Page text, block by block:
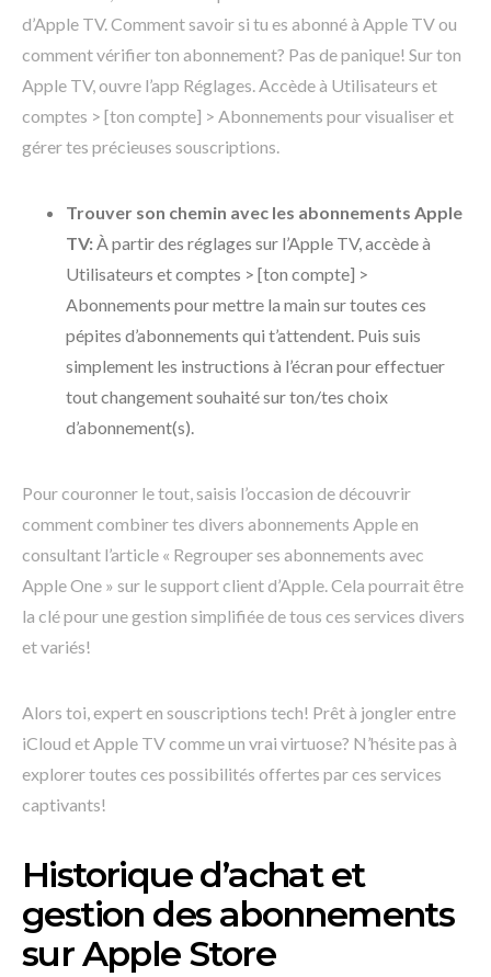
d’Apple TV. Comment savoir si tu es abonné à Apple TV ou
comment vérifier ton abonnement? Pas de panique! Sur ton
Apple TV, ouvre l’app Réglages. Accède à Utilisateurs et
comptes > [ton compte] > Abonnements pour visualiser et
gérer tes précieuses souscriptions.
Trouver son chemin avec les abonnements Apple
TV:À partir des réglages sur l’Apple TV, accède à
Utilisateurs et comptes > [ton compte] >
Abonnements pour mettre la main sur toutes ces
pépites d’abonnements qui t’attendent. Puis suis
simplement les instructions à l’écran pour effectuer
tout changement souhaité sur ton/tes choix
d’abonnement(s).
Pour couronner le tout, saisis l’occasion de découvrir
comment combiner tes divers abonnements Apple en
consultant l’article « Regrouper ses abonnements avec
Apple One » sur le support client d’Apple. Cela pourrait être
la clé pour une gestion simplifiée de tous ces services divers
et variés!
Alors toi, expert en souscriptions tech! Prêt à jongler entre
iCloud et Apple TV comme un vrai virtuose? N’hésite pas à
explorer toutes ces possibilités offertes par ces services
captivants!
Historique d’achat et
gestion des abonnements
sur Apple Store